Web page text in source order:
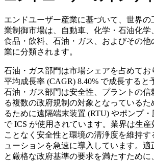
エンドユーザー産業に基づいて、世界
業制御市場は、自動車、化学・石油化学
食品・飲料、石油・ガス、およびその他
業に分類されます。
石油・ガス部門は市場シェアを占めてお
平均成長率 (CAGR) 8.40% で成長すると
石油・ガス部門は安全性、プラントの信
る複数の政府規制の対象となっているた
るために遠隔端末装置 (RTU) やポンプ
で ICS が使用されています。業界は生
ことなく安全性と環境の清浄度を維持す
ューションを急速に導入しています。
と厳格な政府基準の要求を満たすために